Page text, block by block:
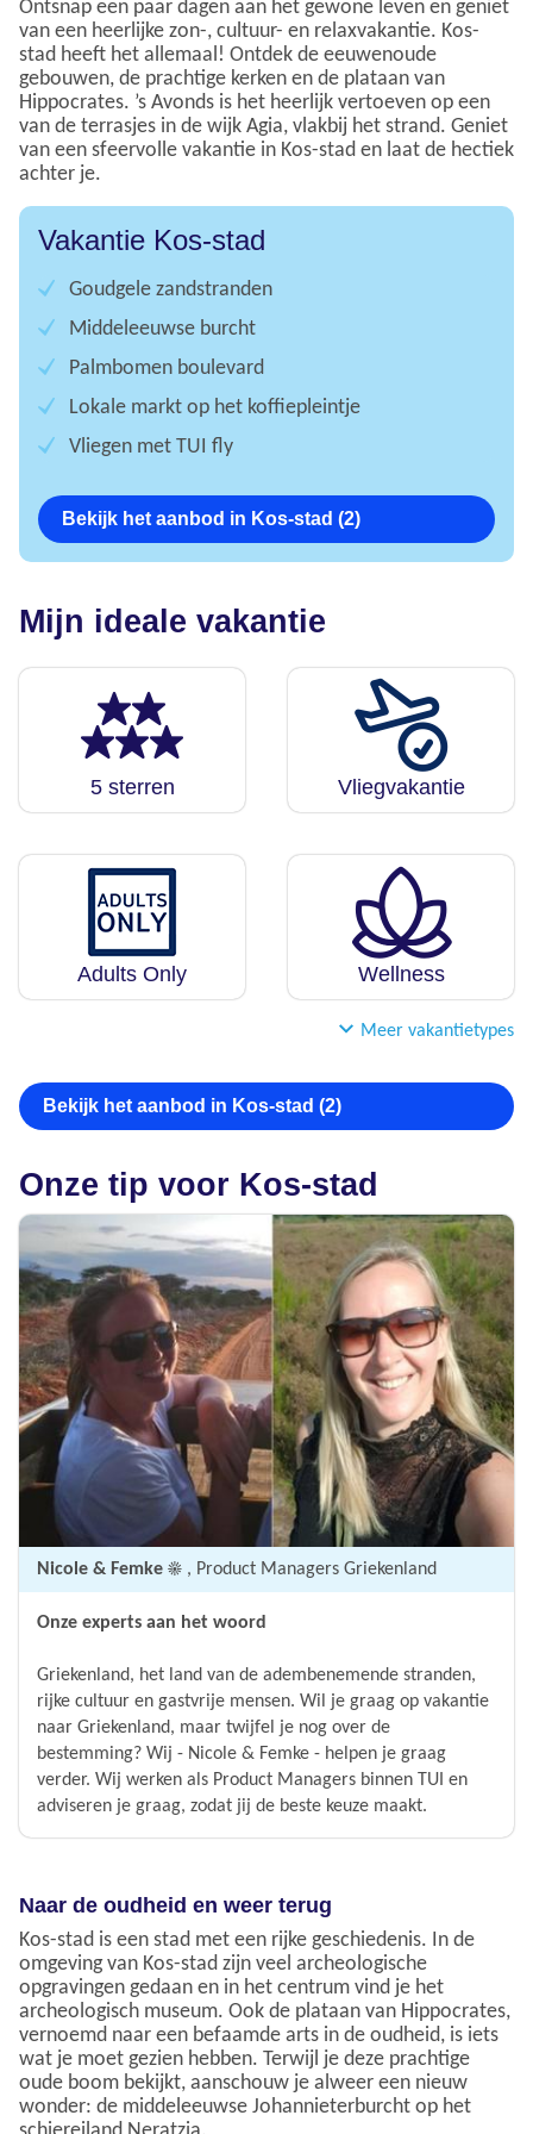
Ontsnap een paar dagen aan het gewone leven en geniet
van een heerlijke zon-, cultuur- en relaxvakantie. Kos-
stad heeft het allemaal! Ontdek de eeuwenoude
gebouwen, de prachtige kerken en de plataan van
Hippocrates. ’s Avonds is het heerlijk vertoeven op een
van de terrasjes in de wijk Agia, vlakbij het strand. Geniet
van een sfeervolle vakantie in Kos-stad en laat de hectiek
achter je.
Vakantie Kos-stad
Goudgele zandstranden
Middeleeuwse burcht
Palmbomen boulevard
Lokale markt op het koffiepleintje
Vliegen met TUI fly
Bekijk het aanbod in Kos-stad (2)
Mijn ideale vakantie
5 sterren Vliegvakantie
Adults Only Wellness
Meer vakantietypes
Bekijk het aanbod in Kos-stad (2)
Onze tip voor Kos-stad
Nicole & Femke ☀️ , Product Managers Griekenland
Onze experts aan het woord
Griekenland, het land van de adembenemende stranden,
rijke cultuur en gastvrije mensen. Wil je graag op vakantie
naar Griekenland, maar twijfel je nog over de
bestemming? Wij - Nicole & Femke - helpen je graag
verder. Wij werken als Product Managers binnen TUI en
adviseren je graag, zodat jij de beste keuze maakt.
Naar de oudheid en weer terug
Kos-stad is een stad met een rijke geschiedenis. In de
omgeving van Kos-stad zijn veel archeologische
opgravingen gedaan en in het centrum vind je het
archeologisch museum. Ook de plataan van Hippocrates,
vernoemd naar een befaamde arts in de oudheid, is iets
wat je moet gezien hebben. Terwijl je deze prachtige
oude boom bekijkt, aanschouw je alweer een nieuw
wonder: de middeleeuwse Johannieterburcht op het